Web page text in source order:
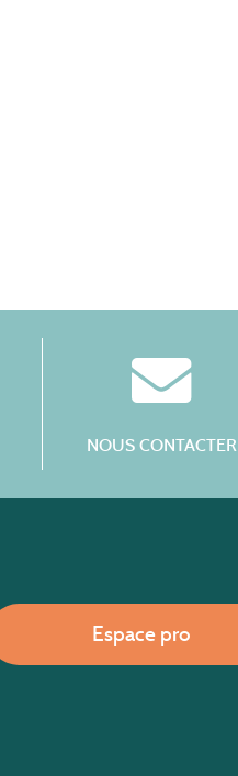
NOUS CONTACTER
Espace pro